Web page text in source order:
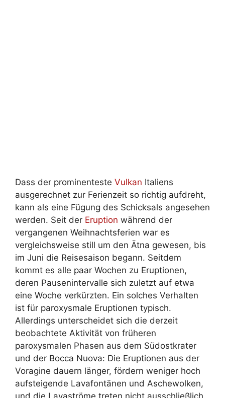
Dass der prominenteste Vulkan Italiens
ausgerechnet zur Ferienzeit so richtig aufdreht,
kann als eine Fügung des Schicksals angesehen
werden. Seit der Eruption während der
vergangenen Weihnachtsferien war es
vergleichsweise still um den Ätna gewesen, bis
im Juni die Reisesaison begann. Seitdem
kommt es alle paar Wochen zu Eruptionen,
deren Pausenintervalle sich zuletzt auf etwa
eine Woche verkürzten. Ein solches Verhalten
ist für paroxysmale Eruptionen typisch.
Allerdings unterscheidet sich die derzeit
beobachtete Aktivität von früheren
paroxysmalen Phasen aus dem Südostkrater
und der Bocca Nuova: Die Eruptionen aus der
Voragine dauern länger, fördern weniger hoch
aufsteigende Lavafontänen und Aschewolken,